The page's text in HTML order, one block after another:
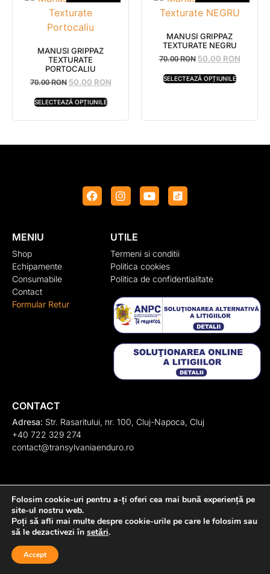
MANUSI GRIPPAZ
TEXTURATE
PORTOCALIU
70.00RON 50.00 RON
SELECTEAZĂ OPȚIUNILE
MANUSI GRIPPAZ
TEXTURATE NEGRU
70.00RON 50.00 RON
SELECTEAZĂ OPȚIUNILE
MENIU
Shop
Echipamente
Consumabile
Contact
Formular Retur
UTILE
Termeni si conditii
Politica cookies
Politica de confidentialitate
CONTACT
Adresa: Str. Rasaritului, nr. 100, Cluj-Napoca, Cluj
+40 722 329 274
contact@transylvaniaenduro.ro
Folosim cookie-uri pentru a-ți oferi cea mai bună experiență pe
site-ul nostru web.
Poți să afli mai multe despre cookie-urile pe care le folosim sau
să le dezactivezi în setări.
Accept